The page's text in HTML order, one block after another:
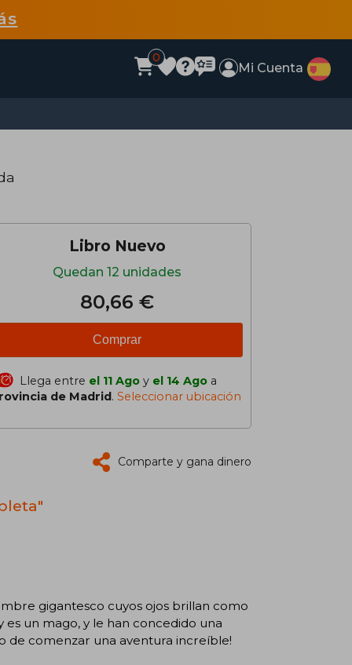
0
Mi Cuenta
Libro Nuevo
Quedan 12 unidades
80,66 €
Comprar
Llega entre el 11 Ago y el 14 Ago a
de Madrid. Seleccionar ubicación
Comparte y gana dinero
gigantesco cuyos ojos brillan como
un mago, y le han concedido una
de comenzar una aventura increíble!